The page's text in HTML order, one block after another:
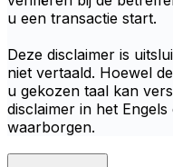
u een transactie start.
Deze disclaimer is
niet vertaald. Hoewel
u gekozen taal kan
disclaimer in het
waarborgen.